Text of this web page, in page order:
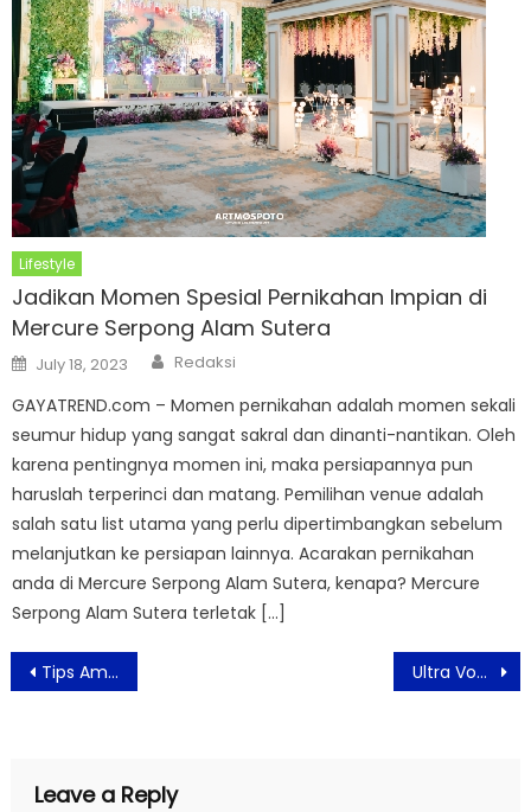
Lifestyle
Jadikan Momen Spesial Pernikahan Impian di
Mercure Serpong Alam Sutera
Posted
on
July 18, 2023 Author
Redaksi
GAYATREND.com – Momen pernikahan adalah momen sekali
seumur hidup yang sangat sakral dan dinanti-nantikan. Oleh
karena pentingnya momen ini, maka persiapannya pun
haruslah terperinci dan matang. Pemilihan venue adalah
salah satu list utama yang perlu dipertimbangkan sebelum
melanjutkan ke persiapan lainnya. Acarakan pernikahan
anda di Mercure Serpong Alam Sutera, kenapa? Mercure
Serpong Alam Sutera terletak […]
Post
navigation
Tips Aman Cek Resi J&T Express Ultra Voucher Umumkan Pemenang UVGC Raffle, Festival 2026 Berlangsung Sukses
Leave a Reply